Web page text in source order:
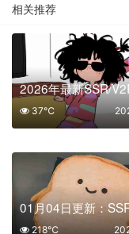
相关推荐
37℃
218℃